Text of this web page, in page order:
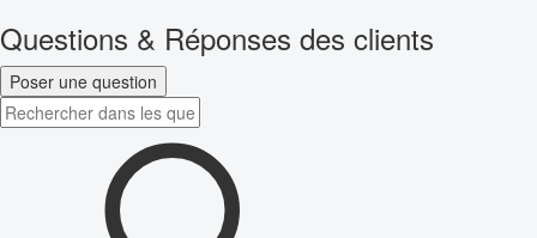
Questions & Réponses des clients
Poser une question